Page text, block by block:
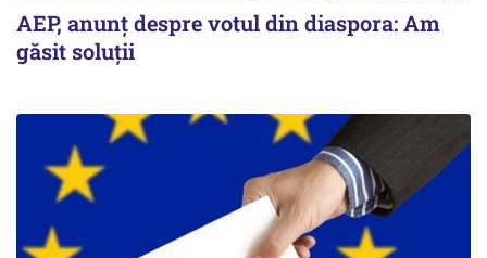
AEP, anunţ despre votul din diaspora: Am
găsit soluţii